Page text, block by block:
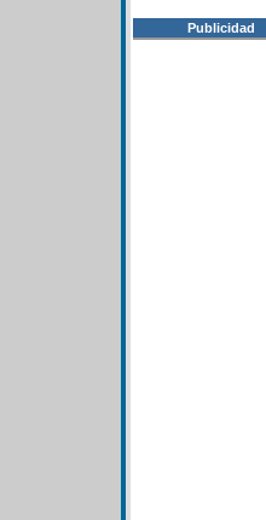
Publicidad